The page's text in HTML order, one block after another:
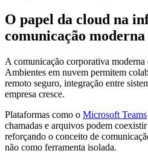
O papel da cloud na
comunicação moderna
A comunicação corporativa moderna
Ambientes em nuvem permitem
remoto seguro, integração entre
empresa cresce.
Plataformas como o Microsoft Teams
chamadas e arquivos podem
reforçando o conceito de
não como ferramenta isolada.